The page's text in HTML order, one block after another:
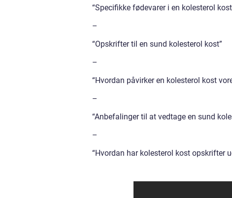
“Specifikke fødevarer i en kolesterol
–
“Opskrifter til en sund kolesterol kost”
–
“Hvordan påvirker en kolesterol kost
–
“Anbefalinger til at vedtage en sund
–
“Hvordan har kolesterol kost opskrifter